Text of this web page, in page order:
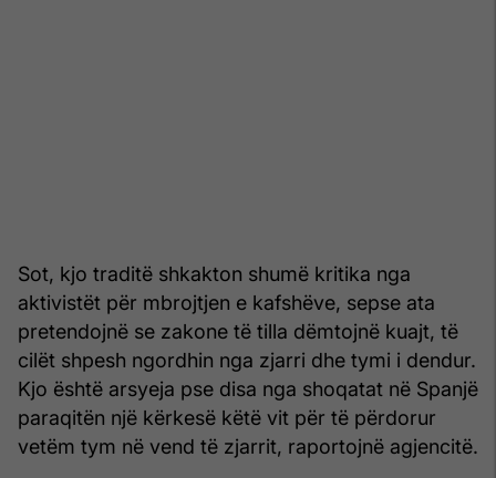
Sot, kjo traditë shkakton shumë kritika nga
aktivistët për mbrojtjen e kafshëve, sepse ata
pretendojnë se zakone të tilla dëmtojnë kuajt, të
cilët shpesh ngordhin nga zjarri dhe tymi i dendur.
Kjo është arsyeja pse disa nga shoqatat në Spanjë
paraqitën një kërkesë këtë vit për të përdorur
vetëm tym në vend të zjarrit, raportojnë agjencitë.